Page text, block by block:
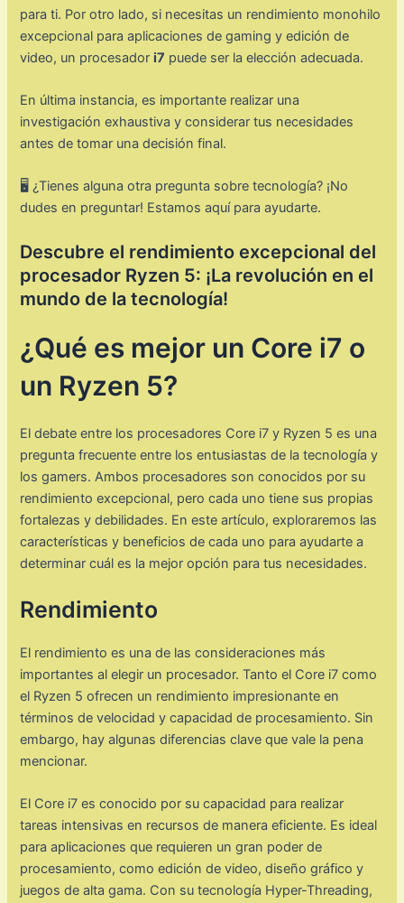
para ti. Por otro lado, si necesitas un rendimiento monohilo
excepcional para aplicaciones de gaming y edición de
video, un procesador i7 puede ser la elección adecuada.
En última instancia, es importante realizar una
investigación exhaustiva y considerar tus necesidades
antes de tomar una decisión final.
🖥️ ¿Tienes alguna otra pregunta sobre tecnología? ¡No
dudes en preguntar! Estamos aquí para ayudarte.
Descubre el rendimiento excepcional del
procesador Ryzen 5: ¡La revolución en el
mundo de la tecnología!
¿Qué es mejor un Core i7 o
un Ryzen 5?
El debate entre los procesadores Core i7 y Ryzen 5 es una
pregunta frecuente entre los entusiastas de la tecnología y
los gamers. Ambos procesadores son conocidos por su
rendimiento excepcional, pero cada uno tiene sus propias
fortalezas y debilidades. En este artículo, exploraremos las
características y beneficios de cada uno para ayudarte a
determinar cuál es la mejor opción para tus necesidades.
Rendimiento
El rendimiento es una de las consideraciones más
importantes al elegir un procesador. Tanto el Core i7 como
el Ryzen 5 ofrecen un rendimiento impresionante en
términos de velocidad y capacidad de procesamiento. Sin
embargo, hay algunas diferencias clave que vale la pena
mencionar.
El Core i7 es conocido por su capacidad para realizar
tareas intensivas en recursos de manera eficiente. Es ideal
para aplicaciones que requieren un gran poder de
procesamiento, como edición de video, diseño gráfico y
juegos de alta gama. Con su tecnología Hyper-Threading,